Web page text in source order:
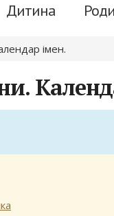
Дитина
імен.